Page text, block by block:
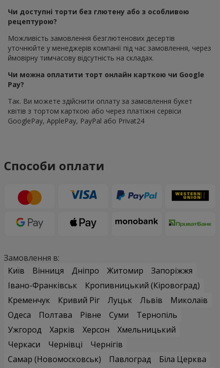
Чи доступні торти без глютену або з особливою
рецептурою?
Можливість замовлення безглютенових десертів
уточнюйте у менеджерів компанії під час замовлення, через
ймовірну тимчасову відсутність на складах.
Чи можна оплатити торт онлайн карткою чи Google
Pay?
Так. Ви можете здійснити оплату за замовлення букет
квітів з тортом карткою або через платіжні сервіси
GooglePay, ApplePay, PayPal або Privat24
Способи оплати
Замовлення в:
Київ
Вінниця Дніпро Житомир
Запоріжжя
Івано-Франківськ
Кропивницький (Кіровоград)
Кременчук
Кривий Ріг Луцьк Львів
Миколаїв
Одеса
Полтава Рівне Суми
Тернопіль
Ужгород
Харків Херсон
Хмельницький
Черкаси
Чернівці
Чернігів
Самар (Новомосковськ)
Павлоград
Біла Церква